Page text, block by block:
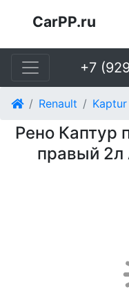
CarPP.ru
+7
Renault Kaptur
Рено Каптур
правый